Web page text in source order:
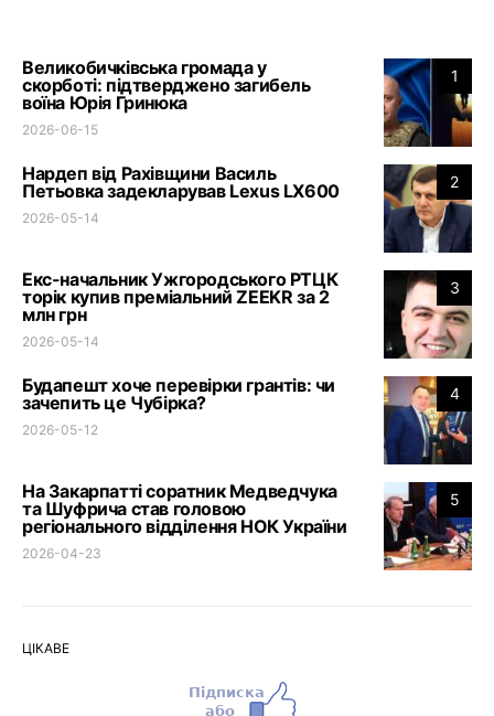
1
Великобичківська громада у
скорботі: підтверджено загибель
воїна Юрія Гринюка
2026-06-15
2
Нардеп від Рахівщини Василь
Петьовка задекларував Lexus LX600
2026-05-14
3
Екс-начальник Ужгородського РТЦК
торік купив преміальний ZEEKR за 2
млн грн
2026-05-14
4
Будапешт хоче перевірки грантів: чи
зачепить це Чубірка?
2026-05-12
5
На Закарпатті соратник Медведчука
та Шуфрича став головою
регіонального відділення НОК України
2026-04-23
ЦІКАВЕ